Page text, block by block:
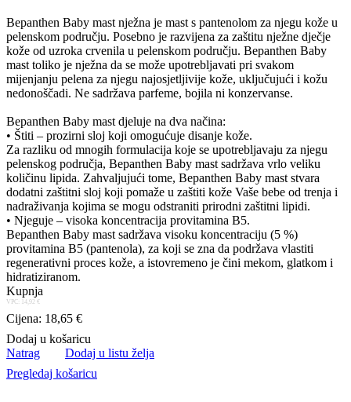
Bepanthen Baby mast nježna je mast s pantenolom za njegu kože u
pelenskom području. Posebno je razvijena za zaštitu nježne dječje
kože od uzroka crvenila u pelenskom području. Bepanthen Baby
mast toliko je nježna da se može upotrebljavati pri svakom
mijenjanju pelena za njegu najosjetljivije kože, uključujući i kožu
nedonoščadi. Ne sadržava parfeme, bojila ni konzervanse.
Bepanthen Baby mast djeluje na dva načina:
• Štiti – prozirni sloj koji omogućuje disanje kože.
Za razliku od mnogih formulacija koje se upotrebljavaju za njegu
pelenskog područja, Bepanthen Baby mast sadržava vrlo veliku
količinu lipida. Zahvaljujući tome, Bepanthen Baby mast stvara
dodatni zaštitni sloj koji pomaže u zaštiti kože Vaše bebe od trenja i
nadraživanja kojima se mogu odstraniti prirodni zaštitni lipidi.
• Njeguje – visoka koncentracija provitamina B5.
Bepanthen Baby mast sadržava visoku koncentraciju (5 %)
provitamina B5 (pantenola), za koji se zna da podržava vlastiti
regenerativni proces kože, a istovremeno je čini mekom, glatkom i
hidratiziranom.
Kupnja
VPC: 14,92 €
Cijena: 18,65 €
Dodaj u košaricu
Natrag
Dodaj u listu želja
Pregledaj košaricu